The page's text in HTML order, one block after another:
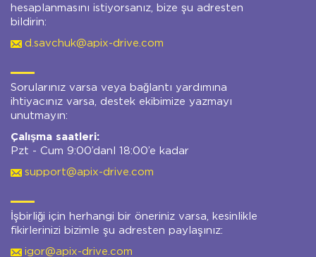
hesaplanmasını istiyorsanız, bize şu adresten
bildirin:
d.savchuk@apix-drive.com
Sorularınız varsa veya bağlantı yardımına
ihtiyacınız varsa, destek ekibimize yazmayı
unutmayın:
Çalışma saatleri:
Pzt - Cum 9:00’danl 18:00’e kadar
support@apix-drive.com
İşbirliği için herhangi bir öneriniz varsa, kesinlikle
fikirlerinizi bizimle şu adresten paylaşınız:
igor@apix-drive.com